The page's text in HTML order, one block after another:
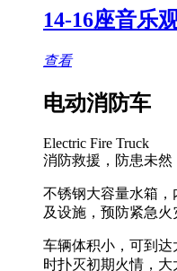
14-16座音乐
查看
电动消防车
Electric Fire Truck
消防救援，防患未然
不锈钢大容量水箱
及设施，预防紧急
车辆体积小，可到达
时扑灭初期火情，